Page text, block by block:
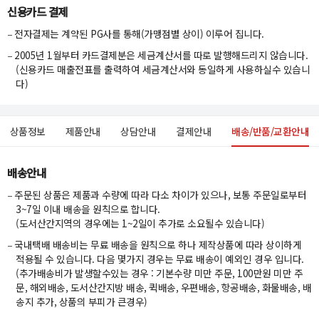
신용카드 결제
전자결제는 계약된 PG사를 통해(가맹점별 상이) 이루어 집니다.
2005년 1월부터 카드결제분은 세금계산서를 따로 발행해드리지 않습니다.
(신용카드 매출전표를 출력하여 세금계산서와 동일하게 사용하실수 있습니
다)
상품정보 제품안내 상담안내 결제안내 배송/반품/교환안내
배송안내
주문된 상품은 제품과 수량에 따라 다소 차이가 있으나, 보통 주문일로부터
3~7일 이내 배송을 원칙으로 합니다.
(도서산간지역의 경우에는 1~2일이 추가로 소요될수 있습니다)
국내택배 배송비는 무료 배송을 원칙으로 하나 제작상품에 따라 상이하게
적용될 수 있습니다. 다음 몇가지 경우는 무료 배송이 예외인 경우 입니다.
(추가배송비가 발생할수있는 경우 : 기본수량 미만 주문, 100만원 미만 주
문, 해외배송, 도서산간지방 배송, 퀵배송, 우편배송, 항공배송, 화물배송, 배
송지 추가, 상품의 부피가 큰경우)